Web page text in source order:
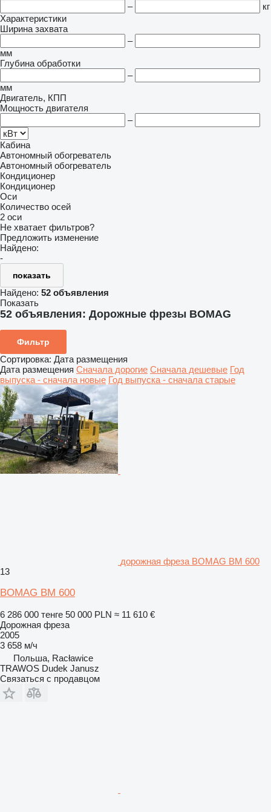
–
кг
Характеристики
Ширина захвата
–
мм
Глубина обработки
–
мм
Двигатель, КПП
Мощность двигателя
–
Кабина
Автономный обогреватель
Автономный обогреватель
Кондиционер
Кондиционер
Оси
Количество осей
2 оси
Не хватает фильтров?
Предложить изменение
Найдено:
-
показать
Найдено: 52 объявления
Показать
52 объявления: Дорожные фрезы BOMAG
Фильтр
Сортировка: Дата размещения
Дата размещения Сначала дорогие Сначала дешевые Год
выпуска - сначала новые Год выпуска - сначала старые
дорожная фреза BOMAG BM 600
13
BOMAG BM 600
6 286 000 тенге 50 000 PLN ≈ 11 610 €
Дорожная фреза
2005
3 658 м/ч
Польша, Racławice
TRAWOS Dudek Janusz
Связаться с продавцом